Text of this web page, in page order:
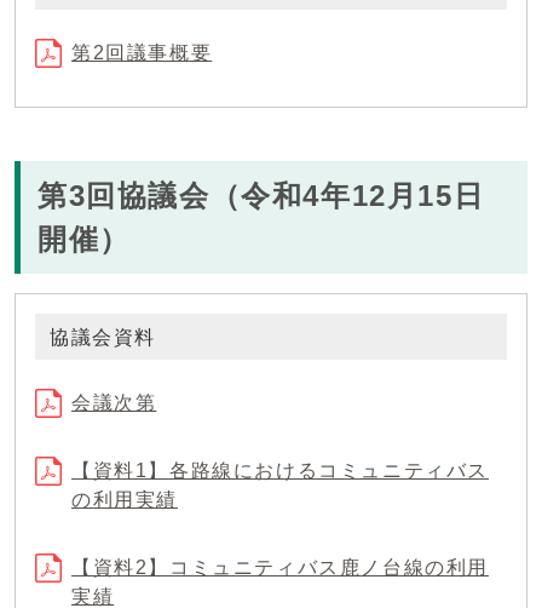
第2回議事概要
第3回協議会（令和4年12月15日
開催）
協議会資料
会議次第
【資料1】各路線におけるコミュニティバス
の利用実績
【資料2】コミュニティバス鹿ノ台線の利用
実績